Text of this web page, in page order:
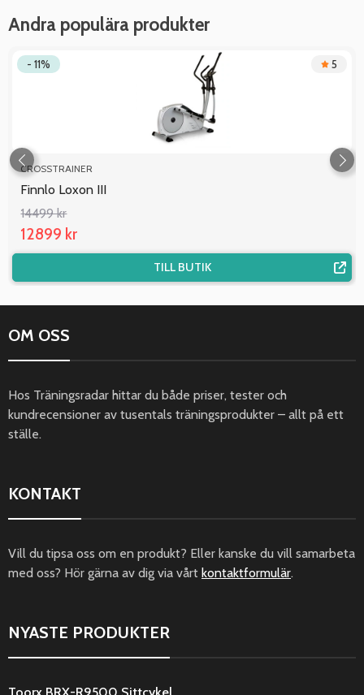
Andra populära produkter
- 11% 5
CROSSTRAINER
Finnlo Loxon III
14499 kr
12899 kr
TILL BUTIK
OM OSS
Hos Träningsradar hittar du både priser, tester och
kundrecensioner av tusentals träningsprodukter – allt på ett
ställe.
KONTAKT
Vill du tipsa oss om en produkt? Eller kanske du vill samarbeta
med oss? Hör gärna av dig via vårt kontaktformulär.
NYASTE PRODUKTER